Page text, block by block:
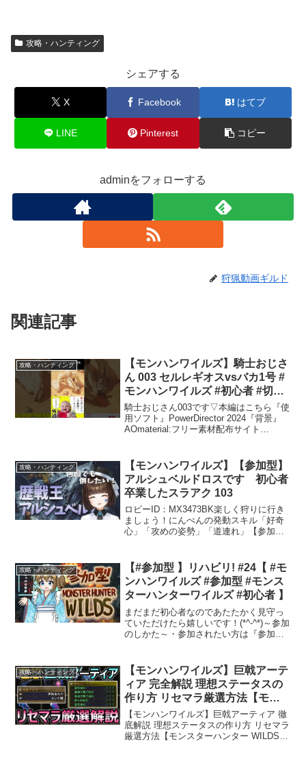
攻略・ハンティング
シェアする
X Facebook はてブ
LINE Pinterest コピー
adminをフォローする
狩猟動画ギルド
関連記事
攻略・ハンティング
【モンハンワイルズ】騎士おじさ
ん 003 セルレギオスvsバカ1号 #
モンハンワイルズ #初心者 #切り
抜き #MHWs #MHWildsl #セルレ
ギオス
騎士おじさん003です▽本編はこちら『使
用ソフト』PowerDirector 2024『背景』
AOmaterial:フリー素材配布サイト
攻略・ハンティング
【モンハンワイルズ】【参加型】
アルシュベルドロスです 初心者
卒業したスラアク 103
ロビーID：MX3473BK楽しく狩りに行き
ましょう！にんぺんの発動スキル「好奇
心」「攻めの姿勢」「道連れ」【参加型
希望」のコメントをいただき、にんぺん
がOKとしてから...
攻略・ハンティング
【#参加型 】リハビリ! #24【 #モ
ンハンワイルズ #参加型 #モンス
ターハンターワイルズ #初心者 】
まだまだ初心者なのであたたかく見守っ
ていただけたら嬉しいです！(*^-^*)～参加
のしかた～・参加されたい方は『参加希
は『参加辞退』とコメント入力をしてい
ただけますと幸...
攻略・ハンティング
【モンハンワイルズ】巨戟アーテ
ィア 完全解説 理想ステータスの
作り方 リセマラ厳選方法【モン
スターハンター WILDS】
【モンハンワイルズ】巨戟アーティア 徹
底解説 理想ステータスの作り方 リセマラ
厳選方法【モンスターハンター WILDS】